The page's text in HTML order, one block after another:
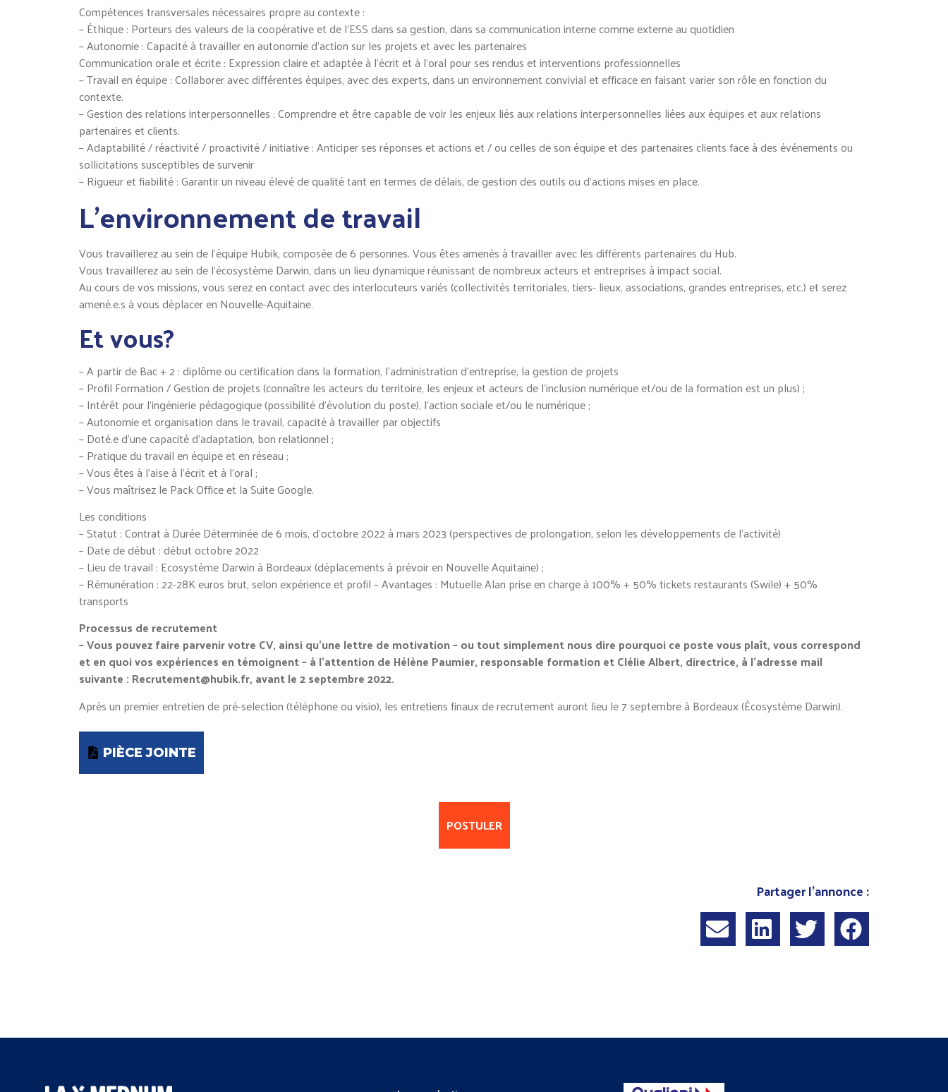
Compétences transversales nécessaires propre au contexte :
– Éthique : Porteurs des valeurs de la coopérative et de l’ESS dans sa gestion, dans sa communication interne comme externe au quotidien
– Autonomie : Capacité à travailler en autonomie d’action sur les projets et avec les partenaires
Communication orale et écrite : Expression claire et adaptée à l’écrit et à l’oral pour ses rendus et interventions professionnelles
– Travail en équipe : Collaborer avec différentes équipes, avec des experts, dans un environnement convivial et efficace en faisant varier son rôle en fonction du
contexte.
– Gestion des relations interpersonnelles : Comprendre et être capable de voir les enjeux liés aux relations interpersonnelles liées aux équipes et aux relations
partenaires et clients.
– Adaptabilité / réactivité / proactivité / initiative : Anticiper ses réponses et actions et / ou celles de son équipe et des partenaires clients face à des événements ou
sollicitations susceptibles de survenir
– Rigueur et fiabilité : Garantir un niveau élevé de qualité tant en termes de délais, de gestion des outils ou d’actions mises en place.
L’environnement de travail
Vous travaillerez au sein de l’équipe Hubik, composée de 6 personnes. Vous êtes amenés à travailler avec les différents partenaires du Hub.
Vous travaillerez au sein de l’écosystème Darwin, dans un lieu dynamique réunissant de nombreux acteurs et entreprises à impact social.
Au cours de vos missions, vous serez en contact avec des interlocuteurs variés (collectivités territoriales, tiers- lieux, associations, grandes entreprises, etc.) et serez
amené.e.s à vous déplacer en Nouvelle-Aquitaine.
Et vous?
– A partir de Bac + 2 : diplôme ou certification dans la formation, l’administration d’entreprise, la gestion de projets
– Profil Formation / Gestion de projets (connaître les acteurs du territoire, les enjeux et acteurs de l’inclusion numérique et/ou de la formation est un plus) ;
– Intérêt pour l’ingénierie pédagogique (possibilité d’évolution du poste), l’action sociale et/ou le numérique ;
– Autonomie et organisation dans le travail, capacité à travailler par objectifs
– Doté.e d’une capacité d’adaptation, bon relationnel ;
– Pratique du travail en équipe et en réseau ;
– Vous êtes à l’aise à l’écrit et à l’oral ;
– Vous maîtrisez le Pack Office et la Suite Google.
Les conditions
– Statut : Contrat à Durée Déterminée de 6 mois, d’octobre 2022 à mars 2023 (perspectives de prolongation, selon les développements de l’activité)
– Date de début : début octobre 2022
– Lieu de travail : Ecosystème Darwin à Bordeaux (déplacements à prévoir en Nouvelle Aquitaine) ;
– Rémunération : 22-28K euros brut, selon expérience et profil – Avantages : Mutuelle Alan prise en charge à 100% + 50% tickets restaurants (Swile) + 50%
transports
Processus de recrutement
– Vous pouvez faire parvenir votre CV, ainsi qu’une lettre de motivation – ou tout simplement nous dire pourquoi ce poste vous plaît, vous correspond
et en quoi vos expériences en témoignent – à l’attention de Hélène Paumier, responsable formation et Clélie Albert, directrice, à l’adresse mail
suivante : Recrutement@hubik.fr, avant le 2 septembre 2022.
Après un premier entretien de pré-selection (téléphone ou visio), les entretiens finaux de recrutement auront lieu le 7 septembre à Bordeaux (Écosystème Darwin).
PIÈCE JOINTE
POSTULER
Partager l'annonce :